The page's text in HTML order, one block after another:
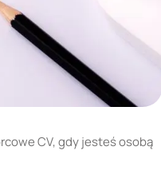
CV, gdy jesteś osobą